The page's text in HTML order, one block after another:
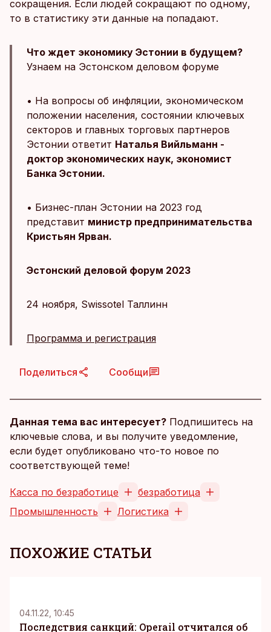
сокращения. Если людей сокращают по одному,
то в статистику эти данные на попадают.
Что ждет экономику Эстонии в будущем?
Узнаем на Эстонском деловом форуме
• На вопросы об инфляции, экономическом
положении населения, состоянии ключевых
секторов и главных торговых партнеров
Эстонии ответит Наталья Вийльманн -
доктор экономических наук, экономист
Банка Эстонии.
• Бизнес-план Эстонии на 2023 год
представит министр предпринимательства
Кристьян Ярван.
Эстонский деловой форум 2023
24 ноября, Swissotel Таллинн
Программа и регистрация
Поделиться Сообщи
Данная тема вас интересует? Подпишитесь на
ключевые слова, и вы получите уведомление,
если будет опубликовано что-то новое по
соответствующей теме!
Касса по безработице
безработица
Промышленность
Логистика
ПОХОЖИЕ СТАТЬИ
04.11.22, 10:45
Последствия санкций: Operail отчитался об